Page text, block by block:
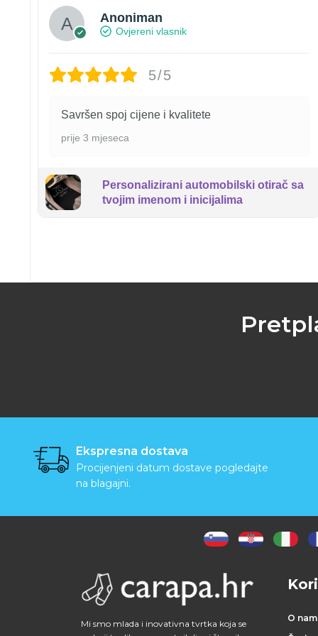
Anoniman
Ovjereni vlasnik
5/5
Savršen spoj cijene i kvalitete
prije 3 mjeseca
Personalizirani automobilski otirač sa
tvojim imenom i inicijalima
Ekspresna dostava
Procijenjeni datum dostave pogledajte
na blagajni.
Mi smo mlada i inovativna tvrtka koja se
O